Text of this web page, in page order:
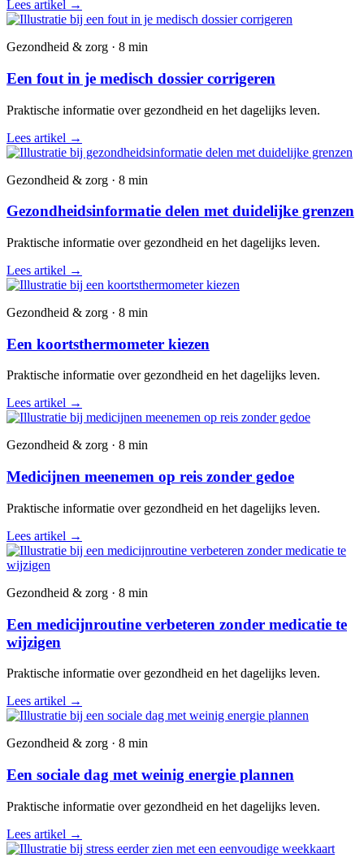
Lees artikel →
Gezondheid & zorg · 8 min
Een fout in je medisch dossier corrigeren
Praktische informatie over gezondheid en het dagelijks leven.
Lees artikel →
Gezondheid & zorg · 8 min
Gezondheidsinformatie delen met duidelijke grenzen
Praktische informatie over gezondheid en het dagelijks leven.
Lees artikel →
Gezondheid & zorg · 8 min
Een koortsthermometer kiezen
Praktische informatie over gezondheid en het dagelijks leven.
Lees artikel →
Gezondheid & zorg · 8 min
Medicijnen meenemen op reis zonder gedoe
Praktische informatie over gezondheid en het dagelijks leven.
Lees artikel →
Gezondheid & zorg · 8 min
Een medicijnroutine verbeteren zonder medicatie te
wijzigen
Praktische informatie over gezondheid en het dagelijks leven.
Lees artikel →
Gezondheid & zorg · 8 min
Een sociale dag met weinig energie plannen
Praktische informatie over gezondheid en het dagelijks leven.
Lees artikel →